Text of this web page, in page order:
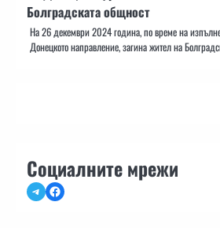
Болградската общност
На 26 декември 2024 година, по време на
Донецкото направление, загина жител на
Социалните мрежи
TelegramFacebook